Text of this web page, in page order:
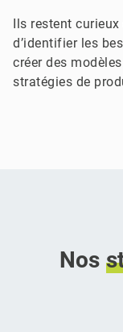
Ils restent
d’identifier les
créer des
stratégies de
Nos